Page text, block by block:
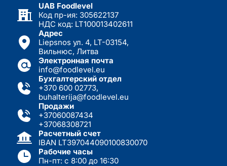
UAB Foodlevel
Код пр-ия: 305622137
НДС код: LT100013402611
Адрес
Liepsnos ул. 4, LT-03154,
Вильнюс, Литва
Электронная почта
info@foodlevel.eu
Бухгалтерский отдел
+370 600 02773,
buhalterija@foodlevel.eu
Продажи
+37060087434
+37068308721
Расчетный счет
IBAN LT397044090100830070
Рабочие часы
Пн-пт: с 8:00 до 16:30